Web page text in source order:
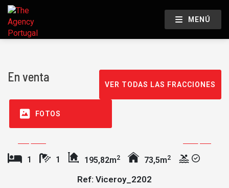
MENÚ
En venta
VER TODAS LAS FRACCIONES
FOTOS
1 1 195,82m2 73,5m2
Ref: Viceroy_2202